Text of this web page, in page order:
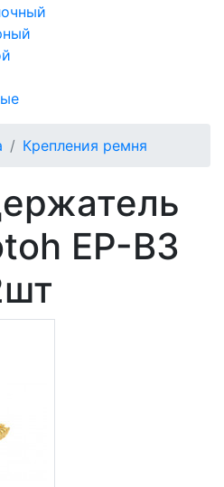
Крепления ремня
EP-B3